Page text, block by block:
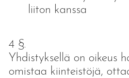
liiton kanssa
4 §.
Yhdistyksellä on oikeus
omistaa kiinteistöjä,